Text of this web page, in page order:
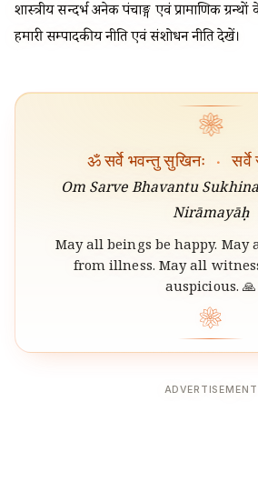
शास्त्रीय सन्दर्भ अनेक पंचाङ्ग एवं प्रामाणिक
हमारी सम्पादकीय नीति एवं संशोधन नीति देखें।
❀
ॐ सर्वे भवन्तु सुखिनः · सर्वे
Om Sarve Bhavantu
Nirāmayāḥ
May all beings be happy. May
from illness. May all
auspicious. 🙏
❀
ADVERTISEMENT